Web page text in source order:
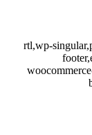
rtl,wp-